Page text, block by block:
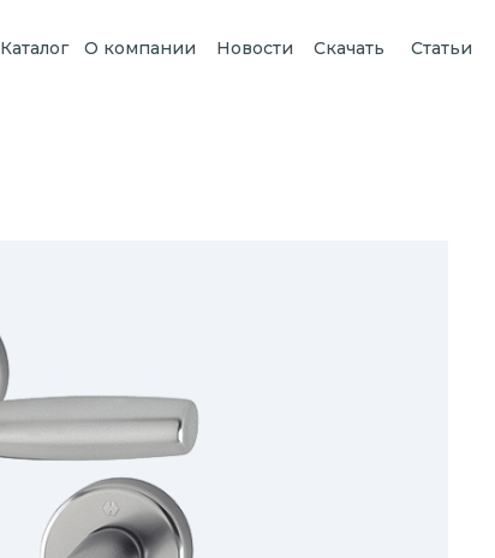
Каталог О компании Новости Статьи
Скачать